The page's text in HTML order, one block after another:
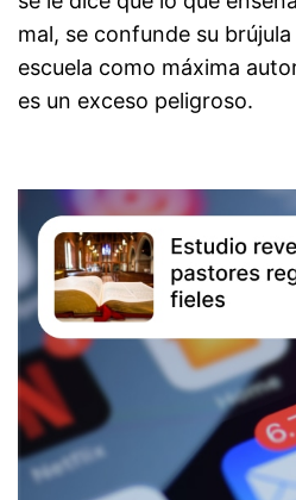
mal, se confunde su
escuela como máxima
es un exceso peligroso.